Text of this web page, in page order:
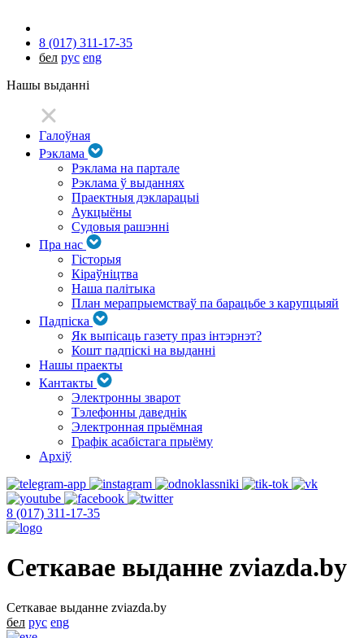
8 (017) 311-17-35
бел рус eng
Нашы выданні
Галоўная
Рэклама
Рэклама на партале
Рэклама ў выданнях
Праектныя дэкларацыі
Аукцыёны
Судовыя рашэнні
Пра нас
Гісторыя
Кіраўніцтва
Наша палітыка
План мерапрыемстваў па барацьбе з карупцыяй
Падпіска
Як выпісаць газету праз інтэрнэт?
Кошт падпіскі на выданні
Нашы праекты
Кантакты
Электронны зварот
Тэлефонны даведнік
Электронная прыёмная
Графік асабістага прыёму
Архіў
8 (017) 311-17-35
Сеткавае выданне zviazda.by
Сеткавае выданне zviazda.by
бел рус eng